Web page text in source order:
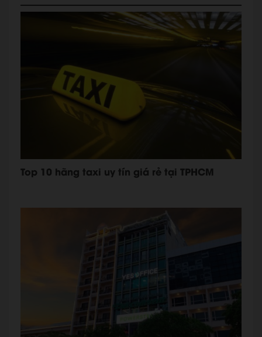
Top 10 hãng taxi uy tín giá rẻ tại TPHCM